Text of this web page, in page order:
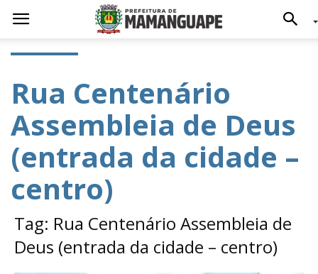
Rua Centenário
Assembleia de Deus
(entrada da cidade –
centro)
Tag: Rua Centenário Assembleia de
Deus (entrada da cidade – centro)